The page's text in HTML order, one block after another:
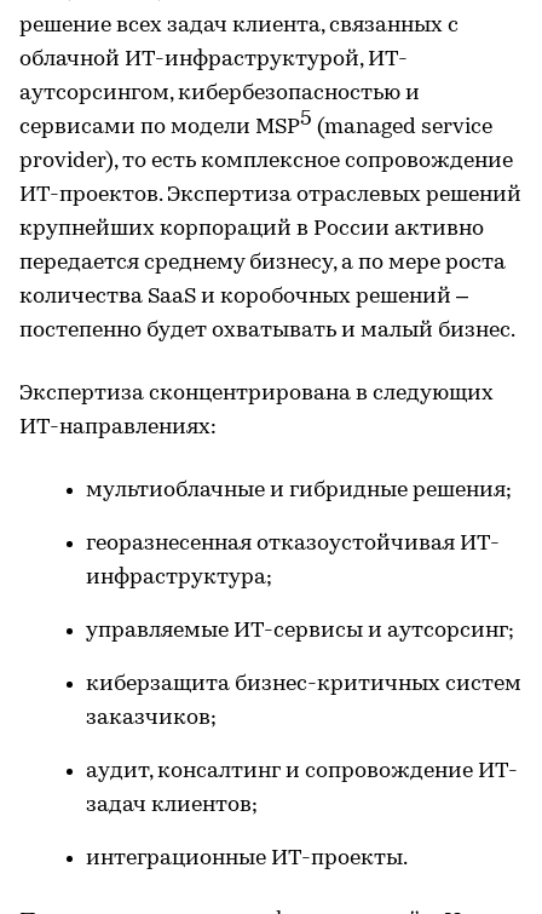
решение всех задач клиента, связанных с
облачной ИТ-инфраструктурой, ИТ-
аутсорсингом, кибербезопасностью и
сервисами по модели MSP5 (managed service
provider), то есть комплексное сопровождение
ИТ-проектов. Экспертиза отраслевых решений
крупнейших корпораций в России активно
передается среднему бизнесу, а по мере роста
количества SaaS и коробочных решений –
постепенно будет охватывать и малый бизнес.
Экспертиза сконцентрирована в следующих
ИТ-направлениях:
мультиоблачные и гибридные решения;
георазнесенная отказоустойчивая ИТ-
инфраструктура;
управляемые ИТ-сервисы и аутсорсинг;
киберзащита бизнес-критичных систем
заказчиков;
аудит, консалтинг и сопровождение ИТ-
задач клиентов;
интеграционные ИТ-проекты.